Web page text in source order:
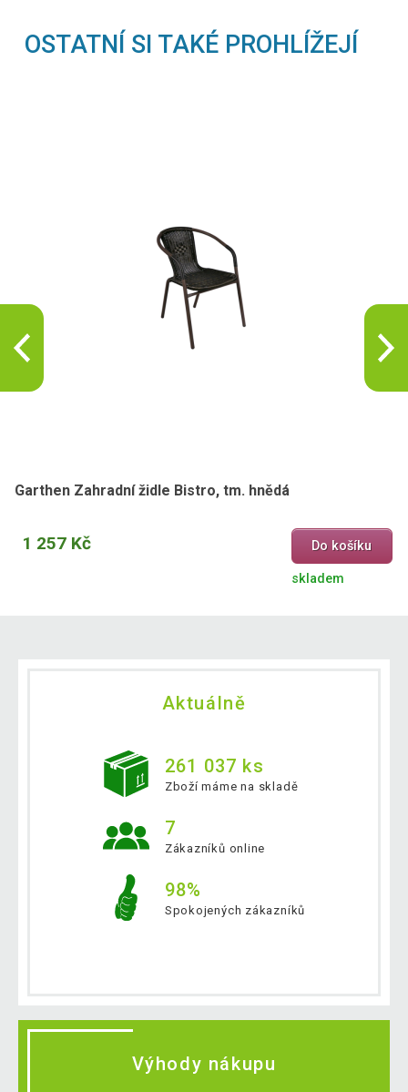
OSTATNÍ SI TAKÉ PROHLÍŽEJÍ
Garthen Zahradní židle Bistro, tm. hnědá
1 257 Kč Do košíku
skladem
Aktuálně
261 037 ks
Zboží máme na skladě
7
Zákazníků online
98%
Spokojených zákazníků
Výhody nákupu